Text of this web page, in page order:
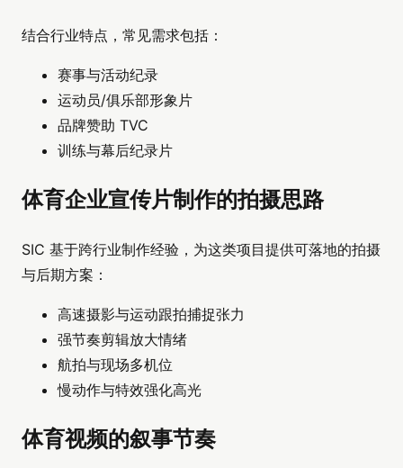
结合行业特点，常见需求包括：
赛事与活动纪录
运动员/俱乐部形象片
品牌赞助 TVC
训练与幕后纪录片
体育企业宣传片制作的拍摄思路
SIC 基于跨行业制作经验，为这类项目提供可落地的拍摄
与后期方案：
高速摄影与运动跟拍捕捉张力
强节奏剪辑放大情绪
航拍与现场多机位
慢动作与特效强化高光
体育视频的叙事节奏